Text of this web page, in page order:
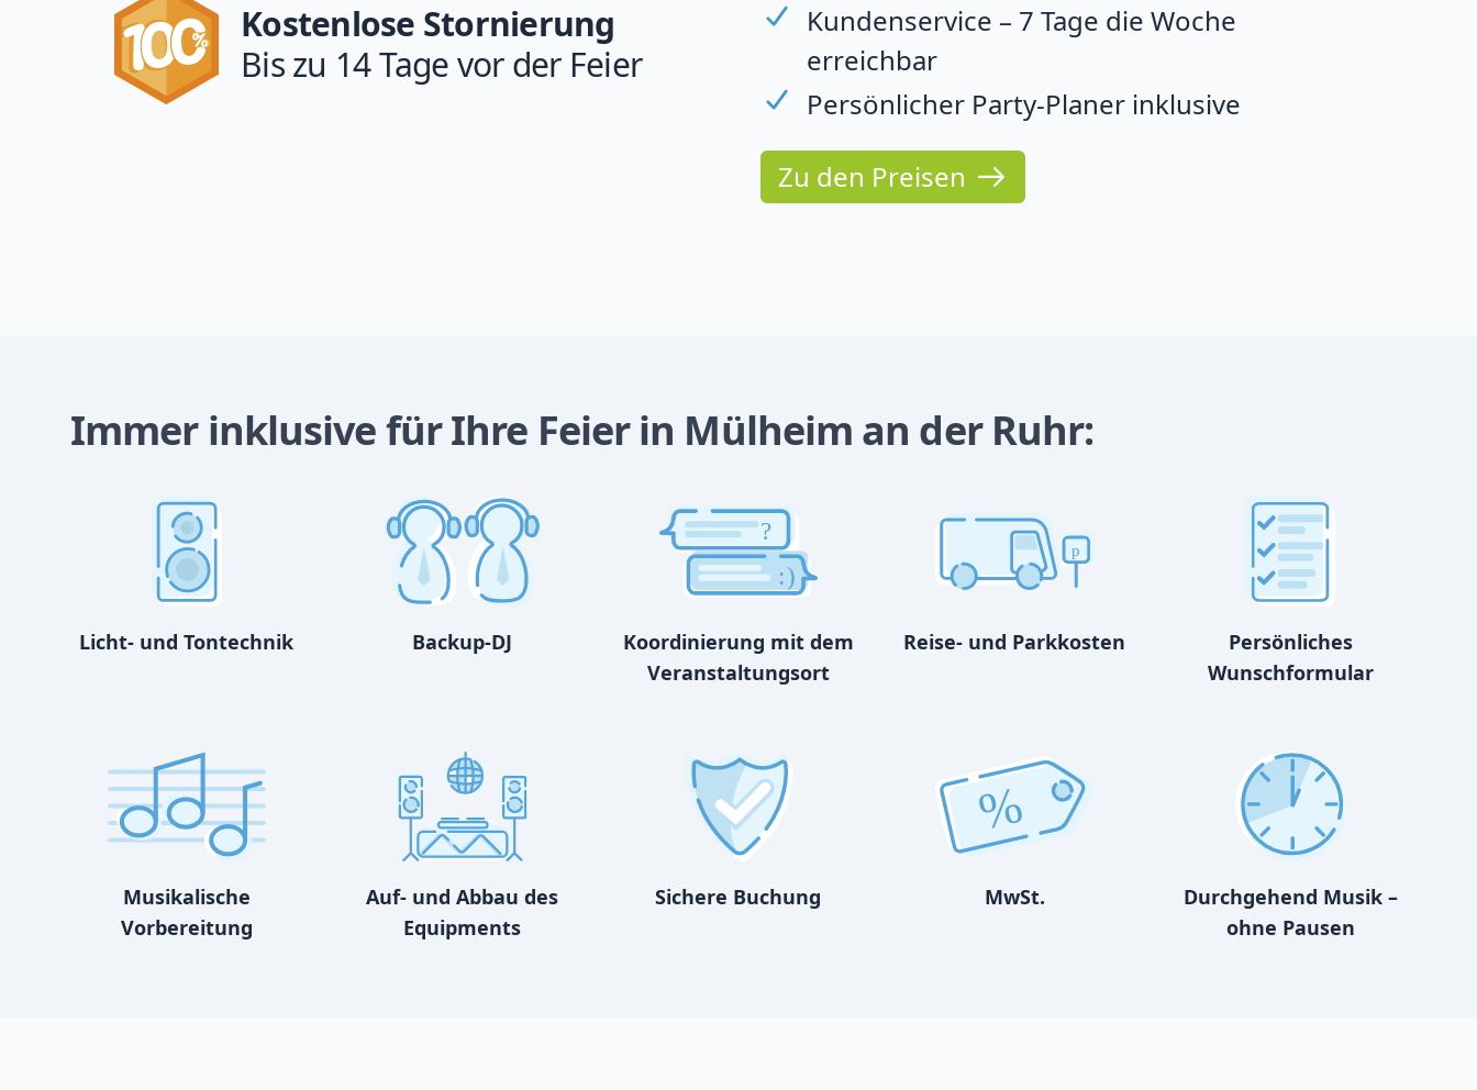
Kostenlose Stornierung
Bis zu 14 Tage vor der Feier
Kundenservice – 7 Tage die Woche
erreichbar
Persönlicher Party-Planer inklusive
Zu den Preisen
Immer inklusive für Ihre Feier in Mülheim an der Ruhr:
Licht- und Tontechnik Backup-DJ
?
:)
Koordinierung mit dem
Veranstaltungsort
p
Reise- und Parkkosten
Persönliches
Wunschformular
Musikalische
Vorbereitung
Auf- und Abbau des
Equipments
Sichere Buchung
%
MwSt.
Durchgehend Musik –
ohne Pausen